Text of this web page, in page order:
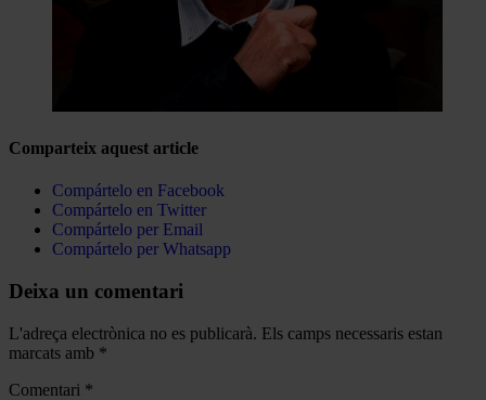
Comparteix aquest article
Compártelo en Facebook
Compártelo en Twitter
Compártelo per Email
Compártelo per Whatsapp
Deixa un comentari
L'adreça electrònica no es publicarà. Els camps necessaris estan
marcats amb *
Comentari *